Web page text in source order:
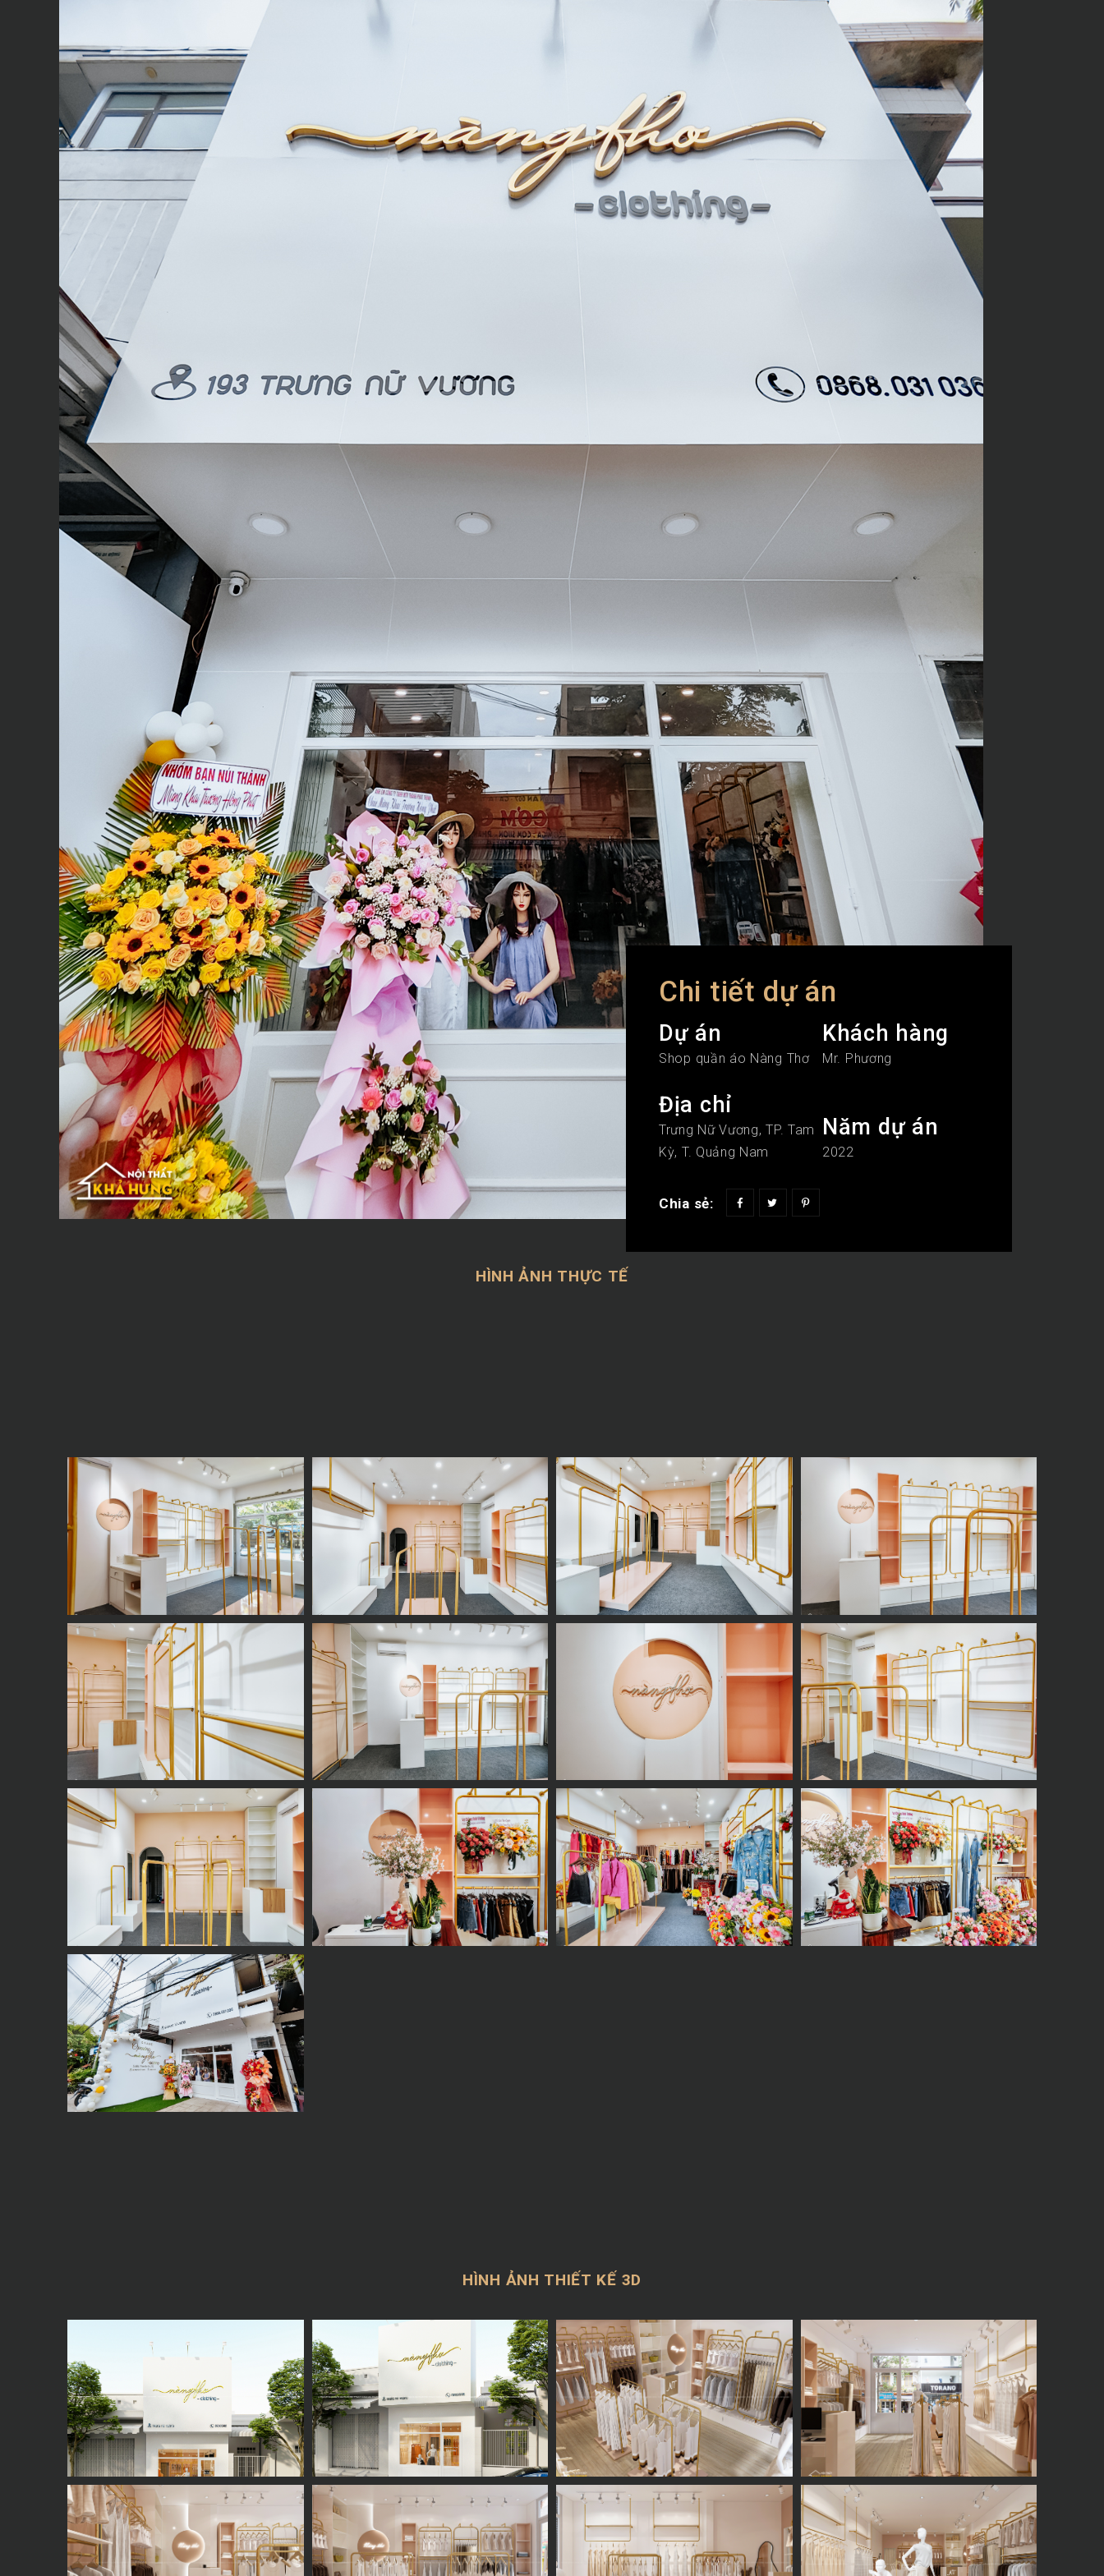
Chi tiết dự án
Dự án
Shop quần áo Nàng Thơ
Khách hàng
Mr. Phương
Địa chỉ
Trưng Nữ Vương, TP. Tam
Kỳ, T. Quảng Nam
Năm dự án
2022
Chia sẻ:
HÌNH ẢNH THỰC TẾ
HÌNH ẢNH THIẾT KẾ 3D